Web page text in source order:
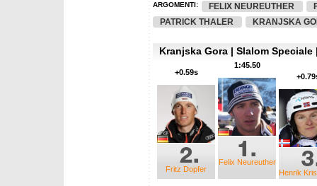
ARGOMENTI: FELIX NEUREUTHER
PATRICK THALER
KRANJSKA
Kranjska Gora | Slalom Speciale
Felix Neureuther
1:45.50
Fritz Dopfer
+0.59s
Henrik